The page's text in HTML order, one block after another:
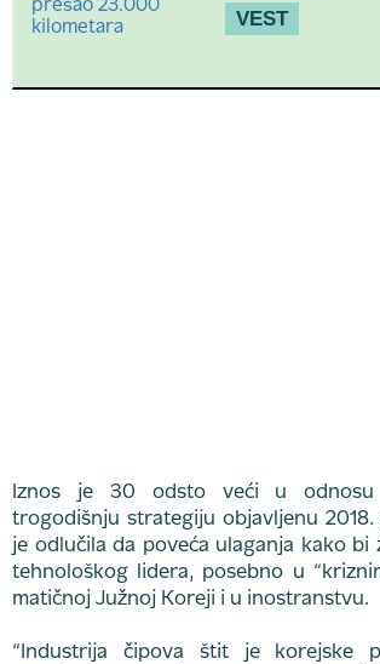
VEST
Iznos je 30 odsto veći u odnosu
trogodišnju strategiju objavljenu 2018.
je odlučila da poveća ulaganja kako bi
tehnološkog lidera, posebno u
matičnoj Južnoj Koreji i u inostranstvu.
“Industrija čipova štit je korejske